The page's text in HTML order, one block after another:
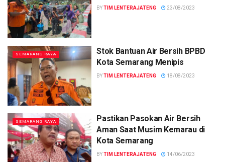
BYTIM LENTERAJATENG 23/08/2023
SEMARANG RAYA
Stok Bantuan Air Bersih BPBD
Kota Semarang Menipis
BYTIM LENTERAJATENG 18/08/2023
SEMARANG RAYA
Pastikan Pasokan Air Bersih
Aman Saat Musim Kemarau di
Kota Semarang
BYTIM LENTERAJATENG 14/06/2023